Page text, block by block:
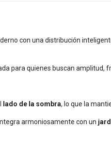
con una distribución
para quienes buscan amplitud,
lado de la sombra, lo que la
armoniosamente con un